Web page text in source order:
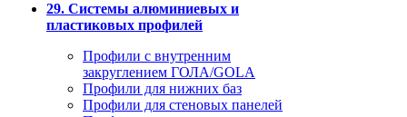
29. Системы алюминиевых и
пластиковых профилей
Профили с внутренним
закруглением ГОЛА/GOLA
Профили для нижних баз
Профили для стеновых панелей